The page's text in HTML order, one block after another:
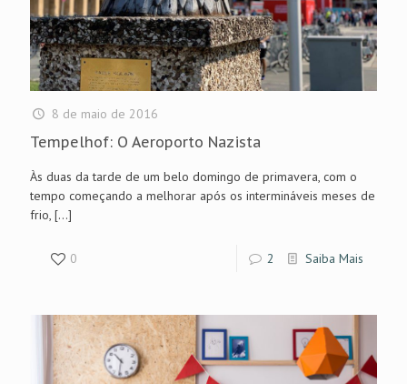
8 de maio de 2016
Tempelhof: O Aeroporto Nazista
Às duas da tarde de um belo domingo de primavera, com o
tempo começando a melhorar após os intermináveis meses de
frio, […]
0 2 Saiba Mais